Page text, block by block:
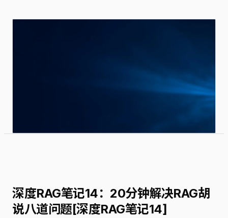
深度RAG笔记14：20分钟解决RAG胡
说八道问题[深度RAG笔记14]